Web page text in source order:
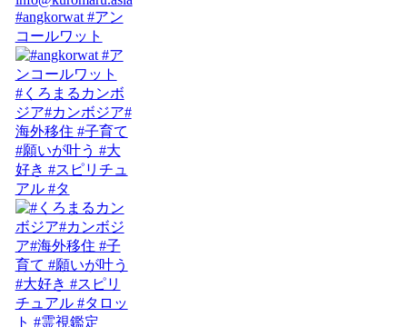
#angkorwat #アン
コールワット
#くろまるカンボ
ジア#カンボジア#
海外移住 #子育て
#願いが叶う #大
好き #スピリチュ
アル #タ